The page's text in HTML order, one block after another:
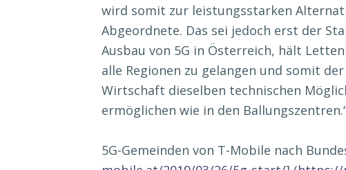
wird somit zur leistungsstarken
Abgeordnete. Das sei jedoch erst der
Ausbau von 5G in Österreich, hält
alle Regionen zu gelangen und somit
Wirtschaft dieselben technischen
ermöglichen wie in den
5G-Gemeinden von T-Mobile nach